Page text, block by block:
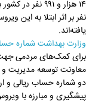
یافته‌اند.
وزارت بهداشت شماره
برای کمک‌های مردمی جهت
معاونت توسعه مدیریت و
دو شماره حساب ریالی
پیشگیری و مبارزه با